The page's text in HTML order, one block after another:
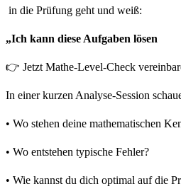
in die Prüfung geht und weiß:
„Ich kann diese Aufgaben lösen
👉 Jetzt Mathe-Level-Check
In einer kurzen Analyse-Session
• Wo stehen deine mathematischen
• Wo entstehen typische Fehler?
• Wie kannst du dich optimal auf die